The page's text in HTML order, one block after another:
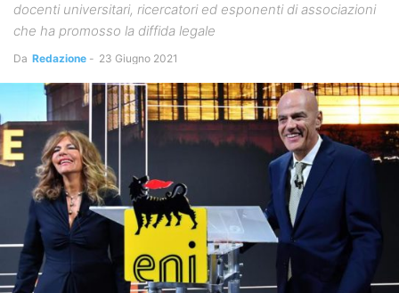
docenti universitari, ricercatori ed esponenti di associazioni
che ha promosso la diffida legale
Da Redazione - 23 Giugno 2021